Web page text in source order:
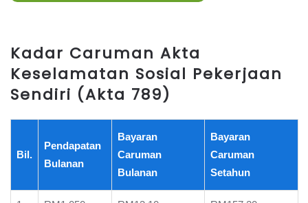
Kadar Caruman Akta
Keselamatan Sosial Pekerjaan
Sendiri (Akta 789)
Bil.
Pendapatan
Bulanan
Bayaran
Caruman
Bulanan
Bayaran
Caruman
Setahun